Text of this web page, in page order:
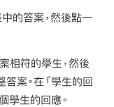
的答案，然後點一
相符的學生，然後
案。在「學生的回
學生的回應。